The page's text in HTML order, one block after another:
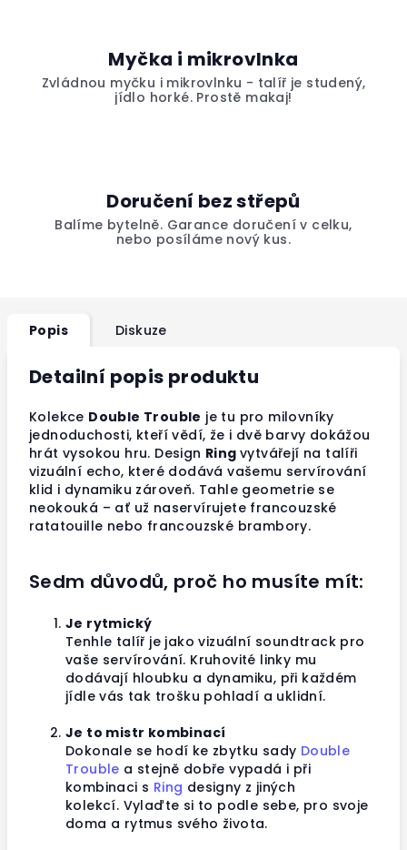
Myčka i mikrovlnka
Zvládnou myčku i mikrovlnku - talíř je studený,
jídlo horké. Prostě makaj!
Doručení bez střepů
Balíme bytelně. Garance doručení v celku,
nebo posíláme nový kus.
Popis Diskuze
Detailní popis produktu
Kolekce Double Trouble je tu pro milovníky
jednoduchosti, kteří vědí, že i dvě barvy dokážou
hrát vysokou hru. Design Ring vytvářejí na talíři
vizuální echo, které dodává vašemu servírování
klid i dynamiku zároveň. Tahle geometrie se
neokouká – ať už naservírujete francouzské
ratatouille nebo francouzské brambory.
Sedm důvodů, proč ho musíte mít:
Je rytmický
Tenhle talíř je jako vizuální soundtrack pro
vaše servírování. Kruhovité linky mu
dodávají hloubku a dynamiku, při každém
jídle vás tak trošku pohladí a uklidní.
Je to mistr kombinací
Dokonale se hodí ke zbytku sady Double
Trouble a stejně dobře vypadá i při
kombinaci s Ring designy z jiných
kolekcí. Vylaďte si to podle sebe, pro svoje
doma a rytmus svého života.